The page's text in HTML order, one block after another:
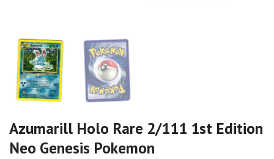
Azumarill Holo Rare 2/111 1st Edition
Neo Genesis Pokemon